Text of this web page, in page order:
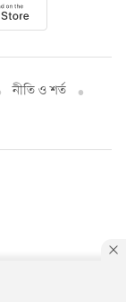
নীতি ও শর্ত